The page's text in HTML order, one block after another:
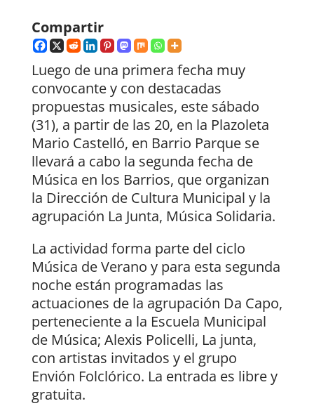
Compartir
Luego de una primera fecha muy
convocante y con destacadas
propuestas musicales, este sábado
(31), a partir de las 20, en la Plazoleta
Mario Castelló, en Barrio Parque se
llevará a cabo la segunda fecha de
Música en los Barrios, que organizan
la Dirección de Cultura Municipal y la
agrupación La Junta, Música Solidaria.
La actividad forma parte del ciclo
Música de Verano y para esta segunda
noche están programadas las
actuaciones de la agrupación Da Capo,
perteneciente a la Escuela Municipal
de Música; Alexis Policelli, La junta,
con artistas invitados y el grupo
Envión Folclórico. La entrada es libre y
gratuita.